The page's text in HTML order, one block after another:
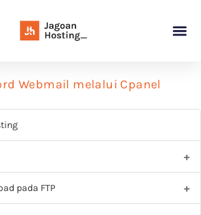
Webmail melalui Cpanel
pada FTP